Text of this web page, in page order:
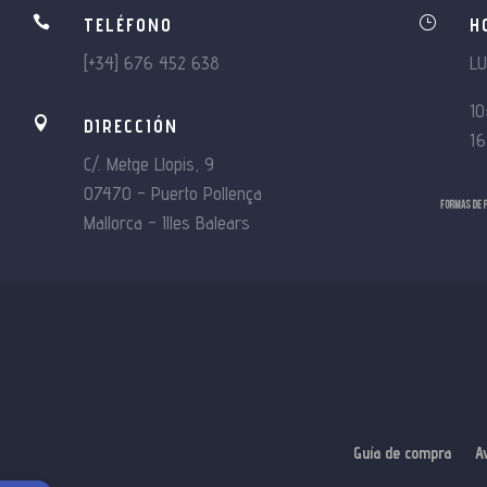

TELÉFONO
[+34] 676 452 638

DIRECCIÓN
C/. Metge Llopis, 9
07470 – Puerto Pollença
Mallorca – Illes Balears
}
Guía de compra